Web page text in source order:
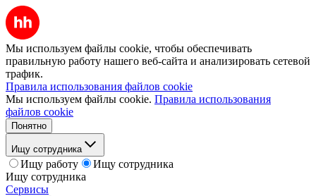
Мы используем файлы cookie, чтобы обеспечивать
правильную работу нашего веб-сайта и анализировать сетевой
трафик.
Правила использования файлов cookie
Мы используем файлы cookie. Правила использования
файлов cookie
Понятно
Ищу сотрудника
Ищу работу
Ищу сотрудника
Ищу сотрудника
Сервисы